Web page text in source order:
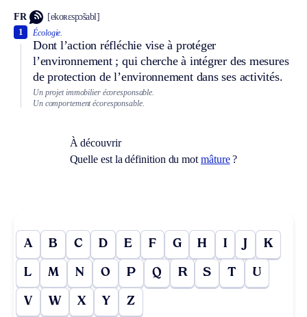
FR [ekoʀɛspɔ̃sabl]
Écologie.
Dont l’action réfléchie vise à protéger
l’environnement ; qui cherche à intégrer des mesures
de protection de l’environnement dans ses activités.
1
Un projet immobilier écoresponsable.
Un comportement écoresponsable.
À découvrir
Quelle est la définition du motmâture?
A B C D E F G H I J K
L M N O P Q R S T U
V W X Y Z